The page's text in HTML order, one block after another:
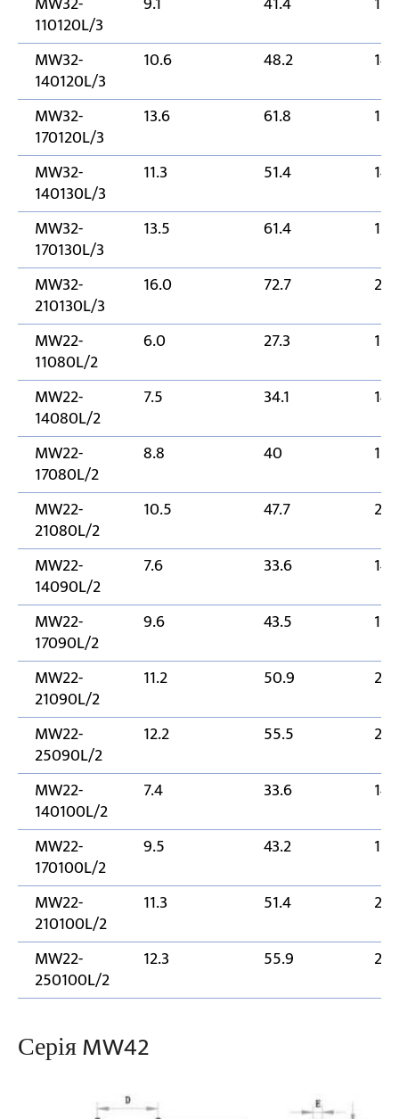
110120L/3
MW32-
140120L/3
10.6 48.2
MW32-
170120L/3
13.6 61.8
MW32-
140130L/3
11.3 51.4
MW32-
170130L/3
13.5 61.4
MW32-
210130L/3
16.0 72.7
MW22-
11080L/2
6.0 27.3
MW22-
14080L/2
7.5 34.1
MW22-
17080L/2
8.8 40
MW22-
21080L/2
10.5 47.7
MW22-
14090L/2
7.6 33.6
MW22-
17090L/2
9.6 43.5
MW22-
21090L/2
11.2 50.9
MW22-
25090L/2
12.2 55.5
MW22-
140100L/2
7.4 33.6
MW22-
170100L/2
9.5 43.2
MW22-
210100L/2
11.3 51.4
MW22-
250100L/2
12.3 55.9
Серія MW42